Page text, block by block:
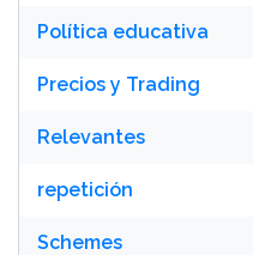
Política educativa
Precios y Trading
Relevantes
repetición
Schemes